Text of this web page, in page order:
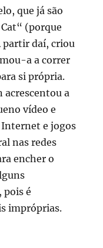
que já são
(porque
partir daí, criou
a a correr
si própria.
a
vídeo e
e jogos
nas redes
encher o
pois é
impróprias.